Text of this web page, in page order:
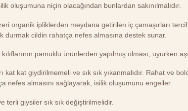
oluşumuna niçin olacağından bunlardan sakınılmalıdır.
organik ipliklerden meydana getirilen iç çamaşırları
durmak cildin rahatça nefes almasına destek sunar.
pamuklu ürünlerden yapılmış olması, uyurken
kat kat giydirilmemeli ve sık sık yıkanmalıdır. Rahat ve
nefes almasını sağlayarak, isilik oluşumunu engeller.
terli giysiler sık sık değiştirilmelidir.